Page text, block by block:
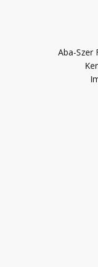
Aba-Szer